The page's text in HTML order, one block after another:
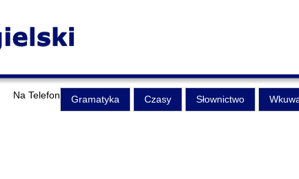
Na Telefon Gramatyka Czasy Słownictwo